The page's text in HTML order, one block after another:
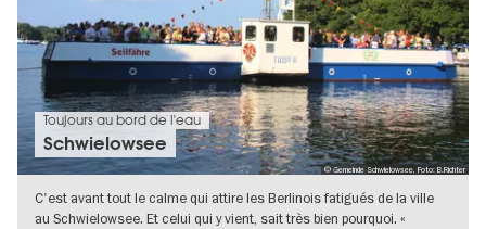
© Gemeinde Schwielowsee, Foto: B.Richter
Toujours au bord de l'eau
Schwielowsee
C'est avant tout le calme qui attire les Berlinois fatigués de la ville
au Schwielowsee. Et celui qui y vient, sait très bien pourquoi. «